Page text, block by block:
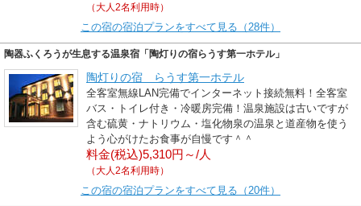
（大人2名利用時）
この宿の宿泊プランをすべて見る（28件）
陶器ふくろうが生息する温泉宿「陶灯りの宿らうす第一ホテル」
陶灯りの宿 らうす第一ホテル
全客室無線LAN完備でインターネット接続無料！全客室
バス・トイレ付き・冷暖房完備！温泉施設は古いですが
含む硫黄・ナトリウム・塩化物泉の温泉と道産物を使う
よう心がけたお食事が自慢です＾＾
料金(税込)5,310円～/人
（大人2名利用時）
この宿の宿泊プランをすべて見る（20件）